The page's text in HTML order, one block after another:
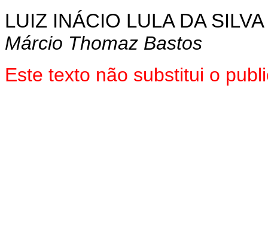
LUIZ INÁCIO LULA DA SILVA
Márcio Thomaz Bastos
Este texto não substitui o